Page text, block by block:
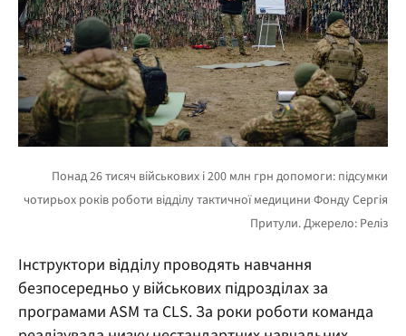
Інструктори відділу проводять навчання
безпосередньо у військових підрозділах за
програмами ASM та CLS. За роки роботи команда